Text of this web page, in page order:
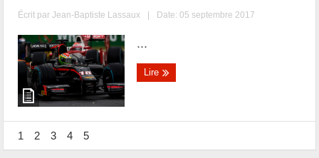
Écrit parJean-Baptiste Lassaux | Date: 05 septembre 2017
...
Lire
1 2 3 4 5